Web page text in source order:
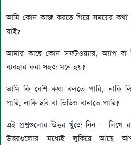
আমি কোন কাজ করতে গিয়ে সময়ের কথা
যাই?
আমার কাছে কোন সফটওয়্যার, অ্যাপ বা
ব্যবহার করা সহজ মনে হয়?
আমি কি বেশি কথা বলতে পারি, নাকি
পারি, নাকি ছবি বা ভিডিও বানাতে পারি?
এই প্রশ্নগুলোর উত্তর খুঁজে নিন — লিখে
উত্তরগুলোর মধ্যেই লুকিয়ে আছে